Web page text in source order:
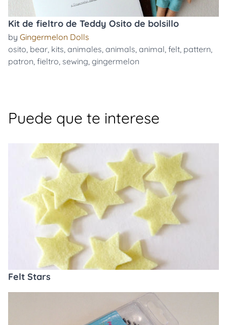
Kit de fieltro de Teddy Osito de bolsillo
by Gingermelon Dolls
osito, bear, kits, animales, animals, animal, felt, pattern,
patron, fieltro, sewing, gingermelon
Puede que te interese
Felt Stars